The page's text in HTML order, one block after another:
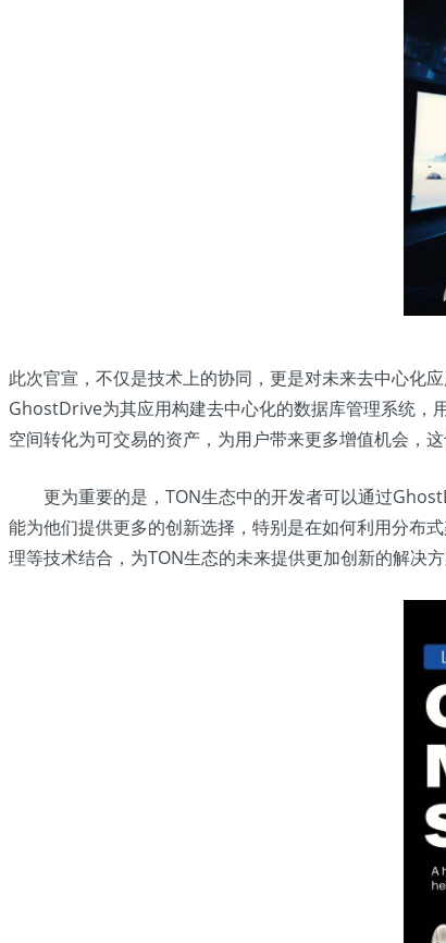
此次官宣，不仅是技术上的协同，更是对未来去中心化
GhostDrive为其应用构建去中心化的数据库管理系统，
空间转化为可交易的资产，为用户带来更多增值机会，
更为重要的是，TON生态中的开发者可以通过
能为他们提供更多的创新选择，特别是在如何利用分布
理等技术结合，为TON生态的未来提供更加创新的解决方